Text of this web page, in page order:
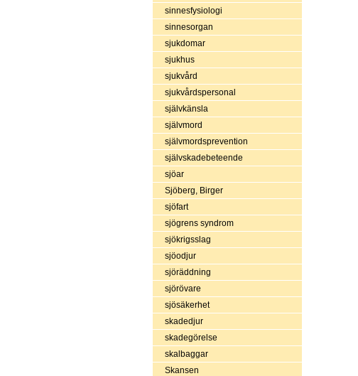
sinnesfysiologi
sinnesorgan
sjukdomar
sjukhus
sjukvård
sjukvårdspersonal
självkänsla
självmord
självmordsprevention
självskadebeteende
sjöar
Sjöberg, Birger
sjöfart
sjögrens syndrom
sjökrigsslag
sjöodjur
sjöräddning
sjörövare
sjösäkerhet
skadedjur
skadegörelse
skalbaggar
Skansen